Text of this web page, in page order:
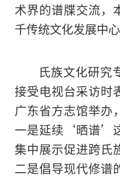
术界的谱牒交流，
千传统文化发展中
氏族文化研究
接受电视台采访
广东省方志馆举办
一是延续‘晒谱’
集中展示促进跨氏
二是倡导现代修谱